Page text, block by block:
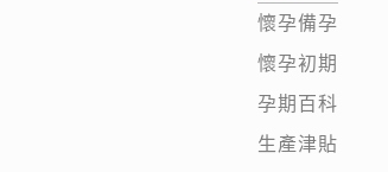
懷孕備孕
懷孕初期
孕期百科
生產津貼